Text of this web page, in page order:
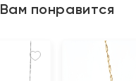
Вам понравится